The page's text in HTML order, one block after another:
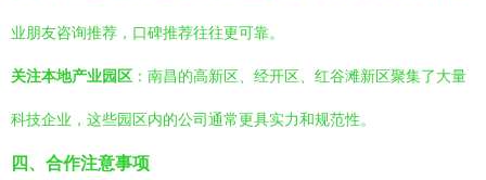
业朋友咨询推荐，口碑推荐往往更可靠。
关注本地产业园区 ：南昌的高新区、经开区、红谷滩新区聚集了大量
科技企业，这些园区内的公司通常更具实力和规范性。
四、合作注意事项